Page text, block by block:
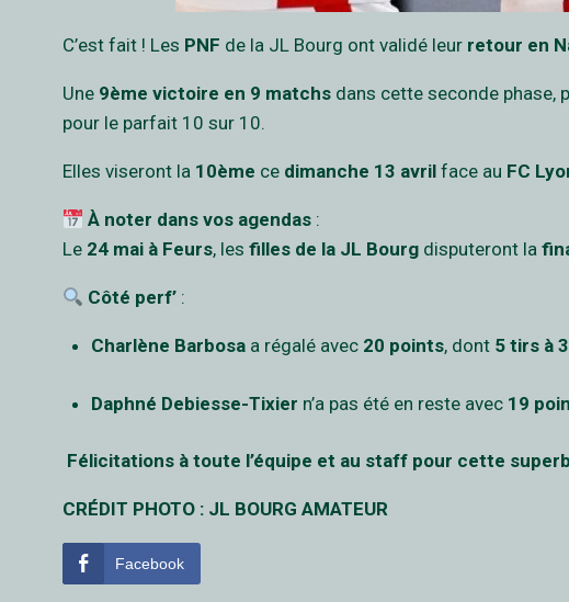
C’est fait ! Les PNF de la JL Bourg ont validé leur retour en
Une 9ème victoire en 9 matchs dans cette seconde phase,
pour le parfait 10 sur 10.
Elles viseront la 10ème ce dimanche 13 avril face au FC
À noter dans vos agendas :
Le 24 mai à Feurs, les filles de la JL Bourg disputeront la
Côté perf’ :
Charlène Barbosaa régalé avec 20 points, dont 5 tirs à
Daphné Debiesse-Tixier n’a pas été en reste avec 19
Félicitations à toute l’équipe et au staff pour cette
CRÉDIT PHOTO : JL BOURG AMATEUR
Facebook